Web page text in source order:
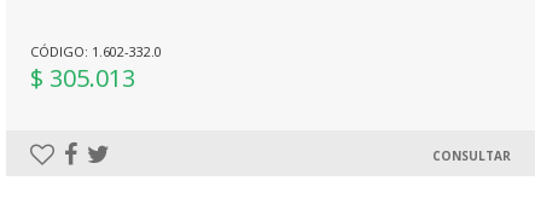
CÓDIGO: 1.602-332.0
$ 305.013
CONSULTAR